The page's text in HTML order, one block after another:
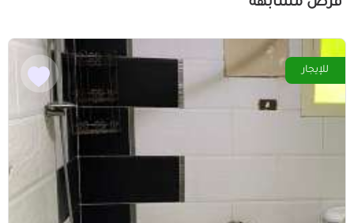
فرص مشابهة
للإيجار